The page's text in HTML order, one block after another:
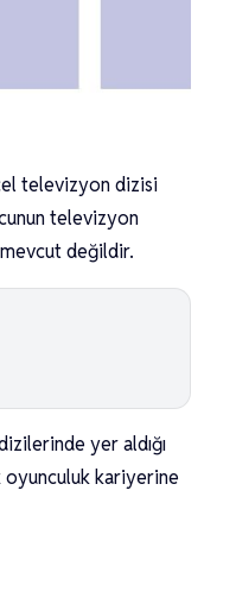
televizyon dizisi
televizyon
değildir.
yer aldığı
kariyerine